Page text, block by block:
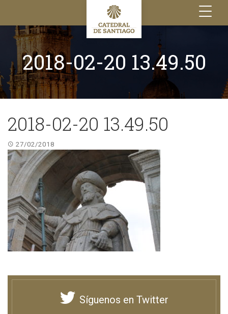
Toggle
navigation
2018-02-20 13.49.50
2018-02-20 13.49.50
27/02/2018
Síguenos en Twitter